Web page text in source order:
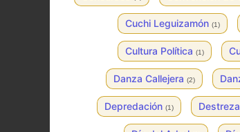
Cuchi Leguizamón (1)
Cultura Política (1)
Danza Callejera (2)
Depredación (1)